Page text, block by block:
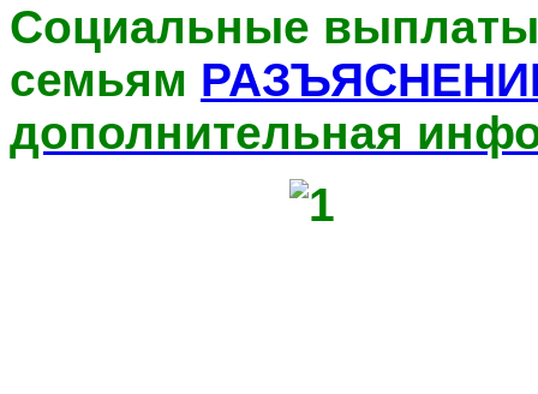
Социальные
семьям
дополнительная